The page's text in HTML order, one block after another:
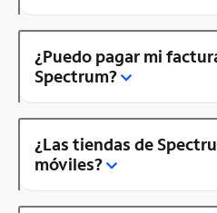
¿Puedo pagar mi
Spectrum?
¿Las tiendas de
móviles?